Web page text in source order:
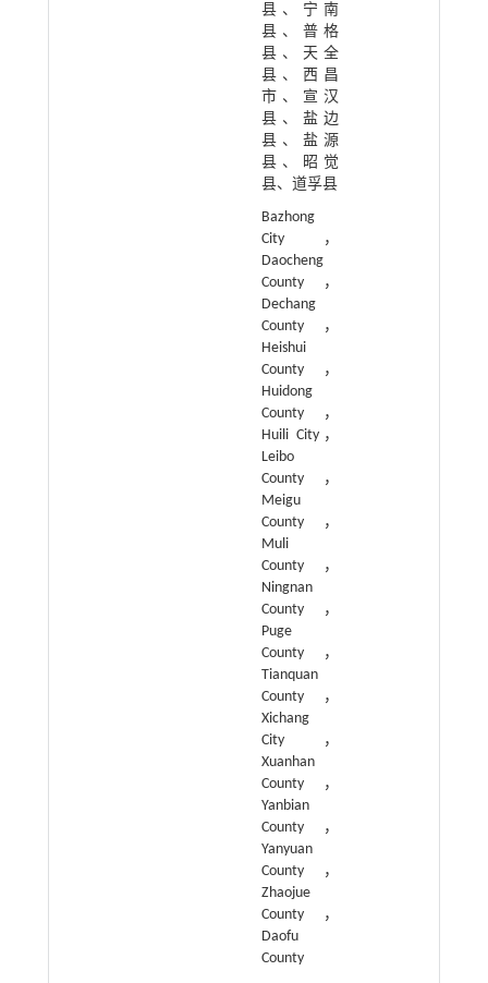
县、宁南
县、普格
县、天全
县、西昌
市、宣汉
县、盐边
县、盐源
县、昭觉
县、道孚县
Bazhong
City，
Daocheng
County，
Dechang
County，
Heishui
County，
Huidong
County，
Huili City，
Leibo
County，
Meigu
County，
Muli
County，
Ningnan
County，
Puge
County，
Tianquan
County，
Xichang
City，
Xuanhan
County，
Yanbian
County，
Yanyuan
County，
Zhaojue
County，
Daofu
County